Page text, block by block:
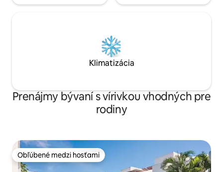
Klimatizácia
Prenájmy bývaní s vírivkou vhodných pre
rodiny
Obľúbené medzi hosťami
Obľúbené medzi hosťami